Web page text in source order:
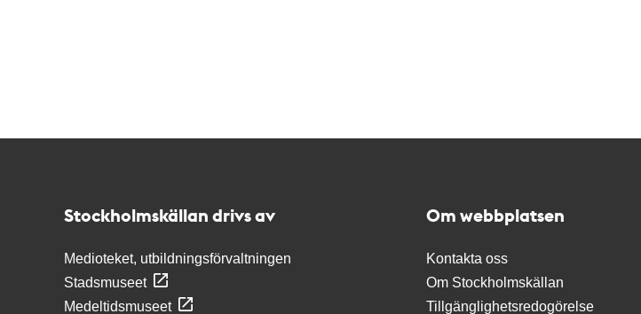
Stockholmskällan drivs av
Medioteket, utbildningsförvaltningen
Stadsmuseet
Medeltidsmuseet
Om webbplatsen
Kontakta oss
Om Stockholmskällan
Tillgänglighetsredogörelse